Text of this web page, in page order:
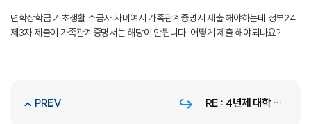
면학장학금 기초생활 수급자 자녀여서 가족관계증명서 제출 해야하는데 정부24
제3자 제출이 가족관계증명서는 해당이 안됩니다. 어떻게 제출 해야되나요?
PREV RE : 4년제 대학 졸업자인데, 일반편입과 학사편입 중 어느 쪽으로 지원해야 할까요?